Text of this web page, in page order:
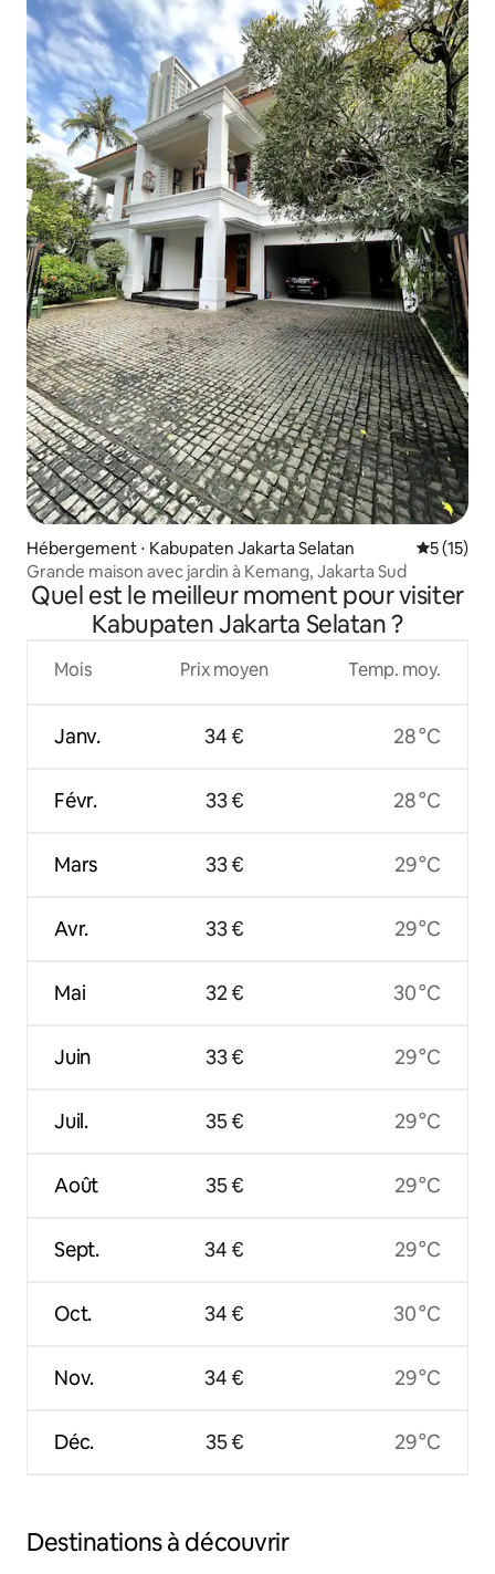
Hébergement ⋅ Kabupaten Jakarta Selatan
5 (15)
Grande maison avec jardin à Kemang, Jakarta Sud
Quel est le meilleur moment pour visiter
Kabupaten Jakarta Selatan ?
Mois
Janv.
Févr.
Mars
Avr.
Mai
Juin
Juil.
Août
Sept.
Oct.
Nov.
Déc.
Prix moyen
34 €
33 €
33 €
33 €
32 €
33 €
35 €
35 €
34 €
34 €
34 €
35 €
Temp. moy.
28 °C
28 °C
29 °C
29 °C
30 °C
29 °C
29 °C
29 °C
29 °C
30 °C
29 °C
29 °C
Destinations à découvrir